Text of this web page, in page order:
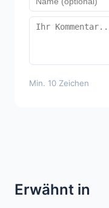
Min. 10 Zeichen
Erwähnt in